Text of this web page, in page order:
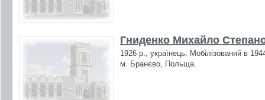
Гниденко Михайло
1926 р., українець. Мобілізований в
м. Бранєво, Польща.